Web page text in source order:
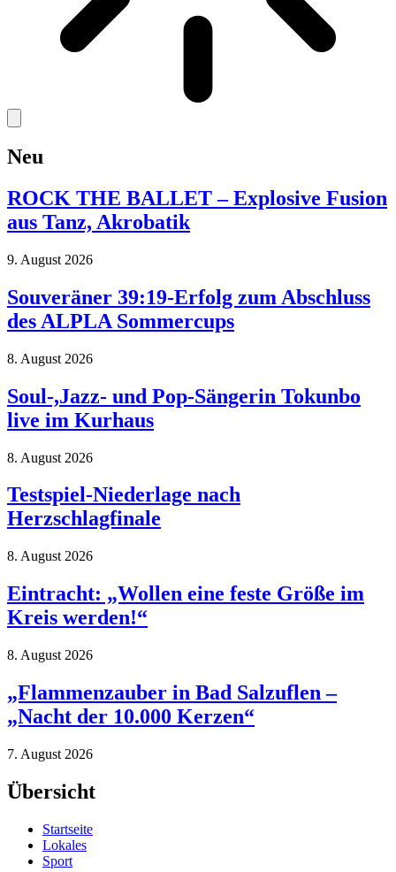
Neu
ROCK THE BALLET – Explosive Fusion
aus Tanz, Akrobatik
9. August 2026
Souveräner 39:19-Erfolg zum Abschluss
des ALPLA Sommercups
8. August 2026
Soul-,Jazz- und Pop-Sängerin Tokunbo
live im Kurhaus
8. August 2026
Testspiel-Niederlage nach
Herzschlagfinale
8. August 2026
Eintracht: „Wollen eine feste Größe im
Kreis werden!“
8. August 2026
„Flammenzauber in Bad Salzuflen –
„Nacht der 10.000 Kerzen“
7. August 2026
Übersicht
Startseite
Lokales
Sport